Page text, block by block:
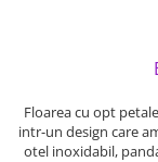
Solutii si lavete
Floarea cu opt
intr-un design care
otel inoxidabil,